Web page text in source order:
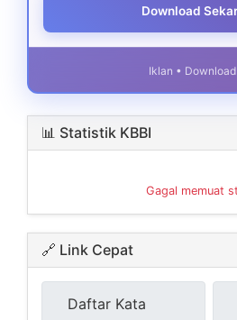
Download
Iklan •
📊 Statistik KBBI
Gagal memuat
🔗 Link Cepat
Daftar Kata